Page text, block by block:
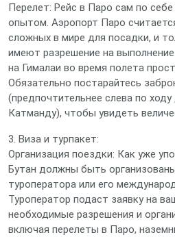
Перелет: Рейс в Паро сам по
опытом. Аэропорт Паро
сложных в мире для посадки, и
имеют разрешение на
на Гималаи во время полета
Обязательно постарайтесь
(предпочтительнее слева по
Катманду), чтобы увидеть
3. Виза и турпакет:
Организация поездки: Как уже
Бутан должны быть
туроператора или его
Туроператор подаст заявку на
необходимые разрешения и
включая перелеты в Паро,